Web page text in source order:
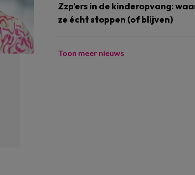
Zzp’ers in de kinderopvang:
ze écht stoppen (of blijven)
Toon meer nieuws